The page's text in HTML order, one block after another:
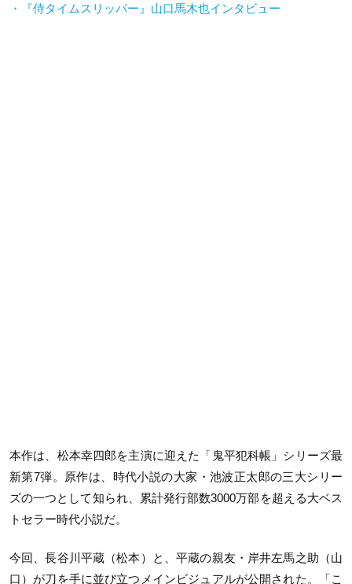
・『侍タイムスリッパー』山口馬木也インタビュー
本作は、松本幸四郎を主演に迎えた「鬼平犯科帳」シリーズ最
新第7弾。原作は、時代小説の大家・池波正太郎の三大シリー
ズの一つとして知られ、累計発行部数3000万部を超える大ベス
トセラー時代小説だ。
今回、長谷川平蔵（松本）と、平蔵の親友・岸井左馬之助（山
口）が刀を手に並び立つメインビジュアルが公開された。「こ